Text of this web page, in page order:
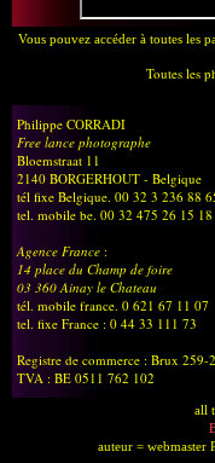
Vous pouvez accéder à toutes les
Toutes les
Philippe CORRADI
Free lance photographe
Bloemstraat 11
2140 BORGERHOUT - Belgique
tél fixe Belgique. 00 32 3 236 88
tel. mobile be. 00 32 475 26 15 18
Agence France :
14 place du Champ de foire
03 360 Ainay le Chateau
tél. mobile france. 0 621 67 11 07
tel. fixe France : 0 44 33 111 73
Registre de commerce : Brux 259-
TVA : BE 0511 762 102
all
auteur = webmaster